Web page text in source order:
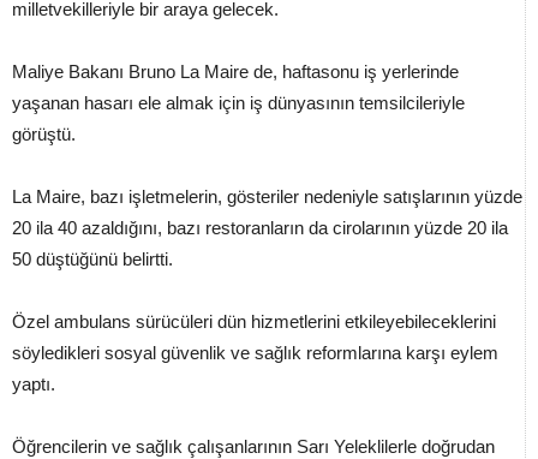
milletvekilleriyle bir araya gelecek.
Maliye Bakanı Bruno La Maire de, haftasonu iş yerlerinde
yaşanan hasarı ele almak için iş dünyasının temsilcileriyle
görüştü.
La Maire, bazı işletmelerin, gösteriler nedeniyle satışlarının yüzde
20 ila 40 azaldığını, bazı restoranların da cirolarının yüzde 20 ila
50 düştüğünü belirtti.
Özel ambulans sürücüleri dün hizmetlerini etkileyebileceklerini
söyledikleri sosyal güvenlik ve sağlık reformlarına karşı eylem
yaptı.
Öğrencilerin ve sağlık çalışanlarının Sarı Yeleklilerle doğrudan